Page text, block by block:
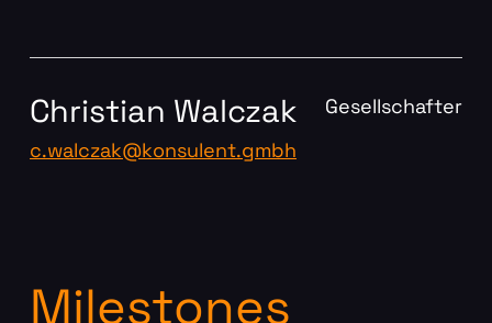
Christian Walczak
c.walczak@konsulent.gmbh
Gesellschafter
Milestones